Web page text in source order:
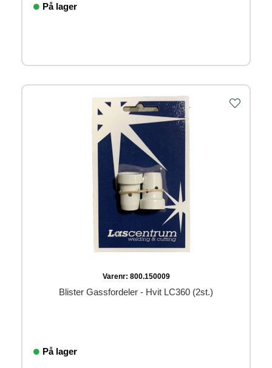
På lager
Varenr: 800.150009
Blister Gassfordeler - Hvit LC360 (2st.)
På lager